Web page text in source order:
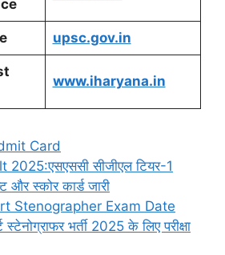
upsc.gov.in
www.iharyana.in
Card
2025:एसएससी सीजीएल टियर-1
और स्कोर कार्ड जारी
Stenographer Exam Date
भर्ती 2025 के लिए परीक्षा